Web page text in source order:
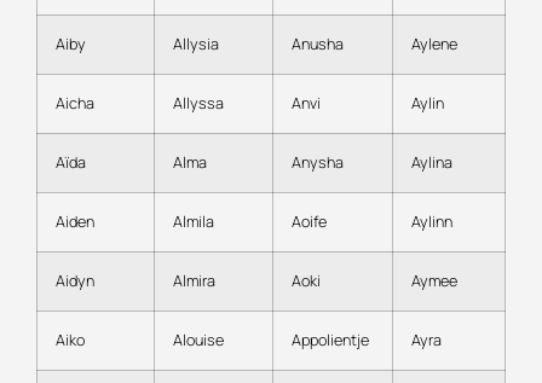
Aiby Allysia Anusha Aylene
Aicha Allyssa Anvi Aylin
Aïda Alma Anysha Aylina
Aiden Almila Aoife Aylinn
Aidyn Almira Aoki Aymee
Aiko Alouise Appolientje Ayra